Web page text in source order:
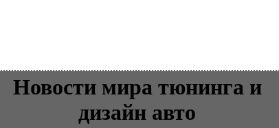
Новости мира тюнинга и
дизайн авто